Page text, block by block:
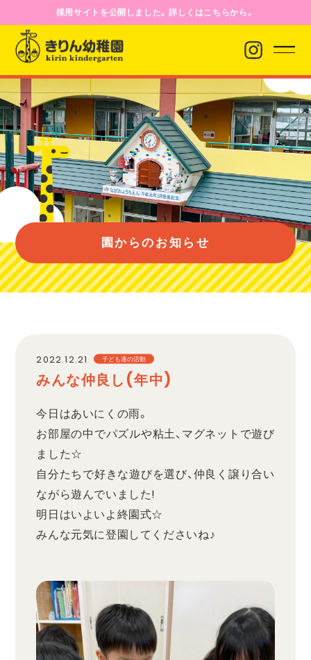
採用サイトを公開しました。詳しくはこちらから。
園からのお知らせ
園について
園のようす
バス経路
プライバシーポリシー
園からのお知らせ
2022.12.21 子ども達の活動
みんな仲良し(年中)
今日はあいにくの雨。
お部屋の中でパズルや粘土、マグネットで遊び
ました☆
自分たちで好きな遊びを選び、仲良く譲り合い
ながら遊んでいました!
明日はいよいよ終園式☆
みんな元気に登園してくださいね♪